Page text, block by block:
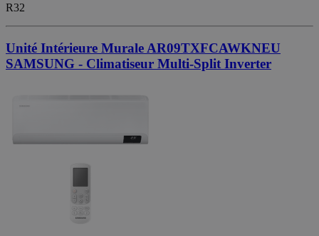
R32
Unité Intérieure Murale AR09TXFCAWKNEU
SAMSUNG - Climatiseur Multi-Split Inverter